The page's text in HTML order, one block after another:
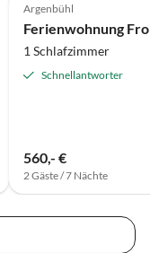
Argenbühl
Ferienwohnung
1 Schlafzimmer
Schnellantworter
560,- €
2 Gäste / 7 Nächte